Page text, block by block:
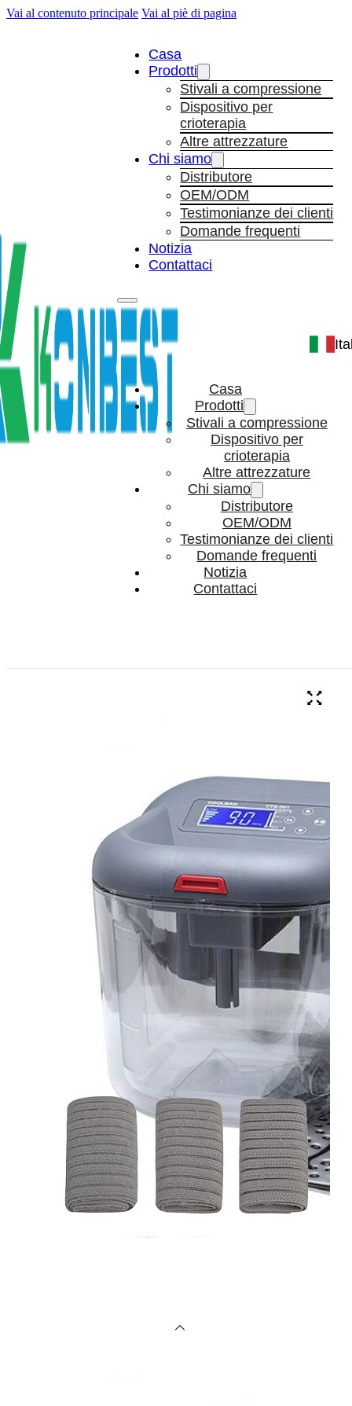
Vai al contenuto principale Vai al piè di pagina
Casa
Prodotti
Stivali a compressione
Dispositivo per
crioterapia
Altre attrezzature
Chi siamo
Distributore
OEM/ODM
Testimonianze dei clienti
Domande frequenti
Notizia
Contattaci
Casa
Prodotti
Stivali a compressione
Dispositivo per
crioterapia
Altre attrezzature
Chi siamo
Distributore
OEM/ODM
Testimonianze dei clienti
Domande frequenti
Notizia
Contattaci